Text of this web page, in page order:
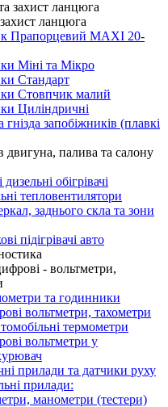
ланцюга
Прапорцевий MAXI 20-
Міні та Мікро
Стандарт
Стовпчик малий
Циліндричні
запобіжників (плавкі
двигуна, палива та салону
обігрівачі
тепловентилятори
заднього скла та зони
підігрівачі авто
- вольтметри,
та годинники
вольтметри, тахометри
термометри
вольтметри у
прилади та датчики руху
прилади:
манометри (тестери)